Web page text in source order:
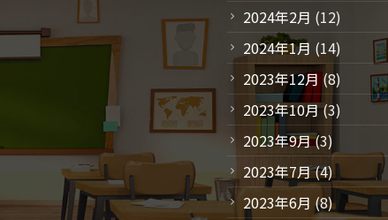
2024年2月 (12)
2024年1月 (14)
2023年12月(8)
2023年10月(3)
2023年9月(3)
2023年7月(4)
2023年6月 (8)